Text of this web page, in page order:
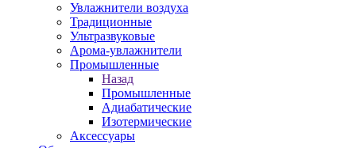
Увлажнители воздуха
Традиционные
Ультразвуковые
Арома-увлажнители
Промышленныe
Назад
Промышленныe
Адиабатические
Изотермические
Аксессуары